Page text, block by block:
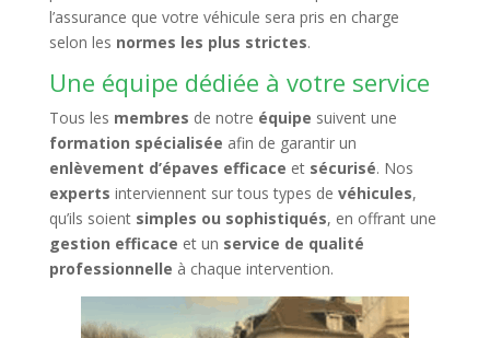
l’assurance que votre véhicule sera pris en charge
selon les normes les plus strictes.
Une équipe dédiée à votre service
Tous les membres de notre équipe suivent une
formation spécialisée afin de garantir un
enlèvement d’épaves efficace et sécurisé. Nos
experts interviennent sur tous types de véhicules,
qu’ils soient simples ou sophistiqués, en offrant une
gestion efficace et un service de qualité
professionnelle à chaque intervention.